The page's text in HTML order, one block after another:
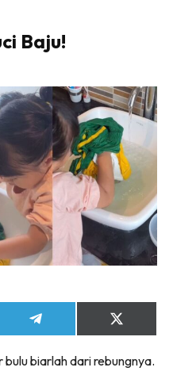
Baju!
Share
on
Share
on
(Twitter)
biarlah dari rebungnya.